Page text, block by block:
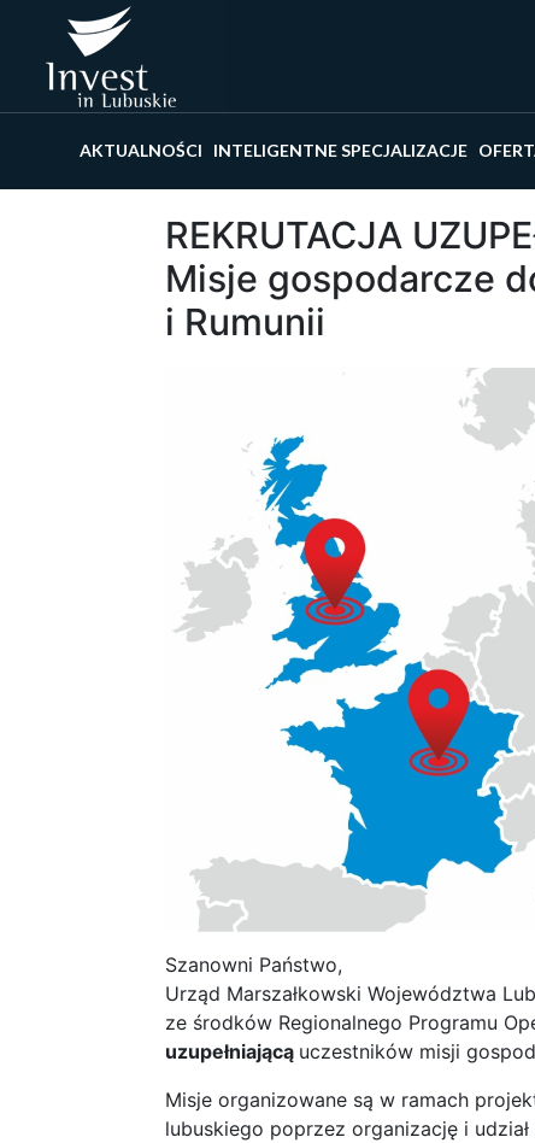
AKTUALNOŚCI INTELIGENTNE SPECJALIZACJE
REKRUTACJA
Misje gospodarcze
i Rumunii
Szanowni Państwo,
Urząd Marszałkowski Województwa
ze środków Regionalnego Programu
uzupełniającą uczestników misji
Misje organizowane są w ramach
lubuskiego poprzez organizację i